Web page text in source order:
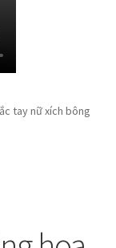
tay nữ xích bông